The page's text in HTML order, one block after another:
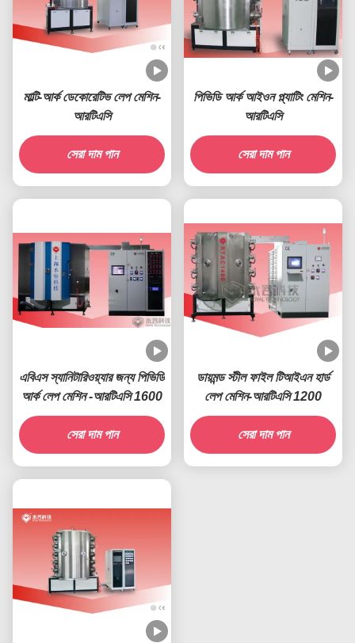
মাল্টি-আর্ক ডেকোরেটিভ লেপ মেশিন-
আরটিএসি
সেরা দাম পান
পিভিডি আর্ক আইওন প্ল্যাটিং মেশিন-
আরটিএসি
সেরা দাম পান
এবিএস স্যানিটারিওয়্যার জন্য পিভিডি
আর্ক লেপ মেশিন -আরটিএসি 1600
সেরা দাম পান
ডায়মন্ড স্টীল ফাইল টিআইএন হার্ড
লেপ মেশিন-আরটিএসি 1200
সেরা দাম পান